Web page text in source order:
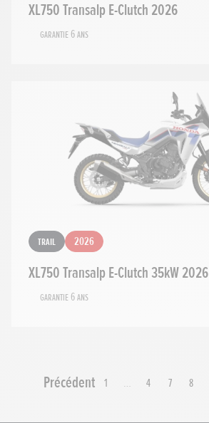
XL750 Transalp E-Clutch 2026
Garantie 6 ans
Trail 2026
XL750 Transalp E-Clutch 35kW 2026
Garantie 6 ans
Précédent 1 … 4 7 8